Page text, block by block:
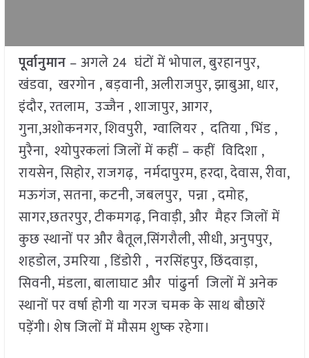
पूर्वानुमान – अगले 24 घंटों में भोपाल, बुरहानपुर,
खंडवा, खरगोन , बड़वानी, अलीराजपुर, झाबुआ, धार,
इंदौर, रतलाम, उज्जैन , शाजापुर, आगर,
गुना,अशोकनगर, शिवपुरी, ग्वालियर , दतिया , भिंड ,
मुरैना, श्योपुरकलां जिलों में कहीं – कहीं विदिशा ,
रायसेन, सिहोर, राजगढ़, नर्मदापुरम, हरदा, देवास, रीवा,
मऊगंज, सतना, कटनी, जबलपुर, पन्ना , दमोह,
सागर,छतरपुर, टीकमगढ़, निवाड़ी, और मैहर जिलों में
कुछ स्थानों पर और बैतूल,सिंगरौली, सीधी, अनुपपुर,
शहडोल, उमरिया , डिंडोरी , नरसिंहपुर, छिंदवाड़ा,
सिवनी, मंडला, बालाघाट और पांढुर्ना जिलों में अनेक
स्थानों पर वर्षा होगी या गरज चमक के साथ बौछारें
पड़ेंगी। शेष जिलों में मौसम शुष्क रहेगा।